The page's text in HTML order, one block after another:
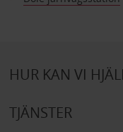
HUR KAN VI
TJÄNSTER